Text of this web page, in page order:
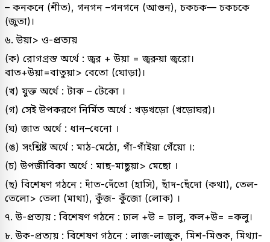
– কনকনে (শীত), গনগন –গনগনে (আগুন), চকচক— চকচকে
(জুতা)।
৬. উয়া> ও-প্রত্যয়
(ক) রোগগ্রস্ত অর্থে : জ্বর + উয়া = জ্বরুয়া জ্বরো।
বাত+উয়া=বাতুয়া> বেতো (ঘোড়া)।
(খ) যুক্ত অর্থে : টাক – টেকো ।
(গ) সেই উপকরণে নির্মিত অর্থে : খড়খড়ো (খড়োঘর)।
(ঘ) জাত অর্থে : ধান–ধেনো ।
(ঙ) সংশ্লিষ্ট অর্থে : মাঠ-মেঠো, গাঁ-গাঁইয়া গেঁয়ো ।:
(চ) উপজীবিকা অর্থে : মাছ-মাছুয়া> মেছো ।
(ছ) বিশেষণ গঠনে : দাঁত-দেঁতো (হাসি), ছাঁদ-ছেঁদো (কথা), তেল-
তেলো> তেলা (মাথা), কুঁজ- কুঁজো (লোক) ।
৭. উ-প্রত্যয় : বিশেষণ গঠনে : ঢাল +উ = ঢালু, কল+উ= =কলু।
৮. উক-প্রত্যয় : বিশেষণ গঠনে : লাজ-লাজুক, মিশ-মিশুক, মিথ্যা-